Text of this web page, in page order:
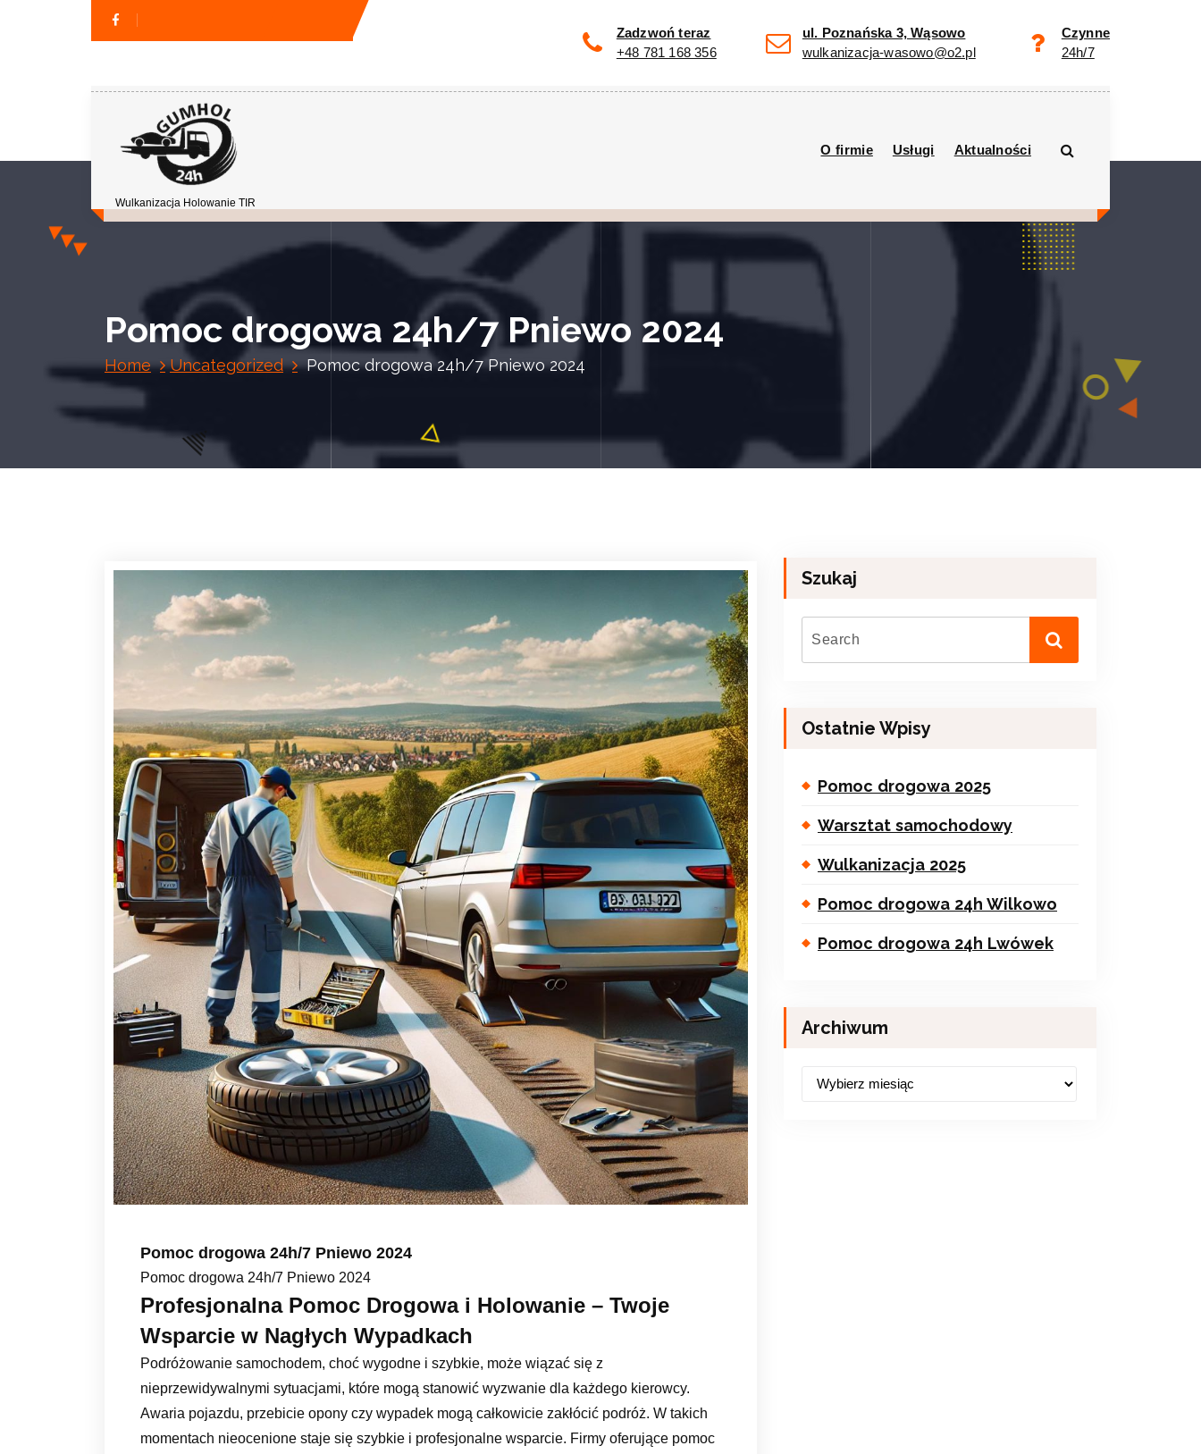
Zadzwoń teraz
+48 781 168 356
ul. Poznańska 3, Wąsowo
wulkanizacja-wasowo@o2.pl
Czynne
24h/7
Wulkanizacja Holowanie TIR
O firmie Usługi Aktualności
Pomoc drogowa 24h/7 Pniewo 2024
Home Uncategorized Pomoc drogowa 24h/7 Pniewo 2024
Pomoc drogowa 24h/7 Pniewo 2024
Pomoc drogowa 24h/7 Pniewo 2024
Profesjonalna Pomoc Drogowa i Holowanie – Twoje
Wsparcie w Nagłych Wypadkach
Podróżowanie samochodem, choć wygodne i szybkie, może wiązać się z
nieprzewidywalnymi sytuacjami, które mogą stanowić wyzwanie dla każdego kierowcy.
Awaria pojazdu, przebicie opony czy wypadek mogą całkowicie zakłócić podróż. W takich
momentach nieocenione staje się szybkie i profesjonalne wsparcie. Firmy oferujące pomoc
Szukaj
Ostatnie Wpisy
Pomoc drogowa 2025
Warsztat samochodowy
Wulkanizacja 2025
Pomoc drogowa 24h Wilkowo
Pomoc drogowa 24h Lwówek
Archiwum